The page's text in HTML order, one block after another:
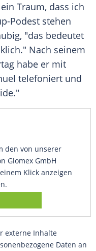
Traum, dass ich
Podest stehen
"das bedeutet
Nach seinem
habe er mit
telefoniert und
den von unserer
Glomex GmbH
Klick anzeigen
externe Inhalte
Daten an